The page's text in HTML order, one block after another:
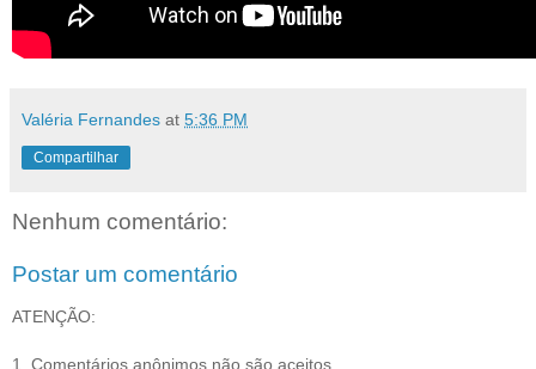
Valéria Fernandes at 5:36 PM
Compartilhar
Nenhum comentário:
Postar um comentário
ATENÇÃO:
1. Comentários anônimos não são aceitos.